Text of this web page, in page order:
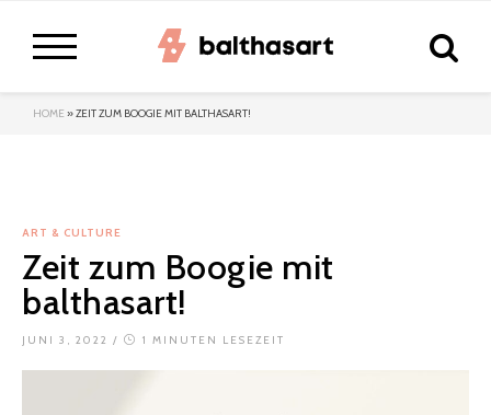
HOME »ZEIT ZUM BOOGIE MIT BALTHASART!
ART & CULTURE
Zeit zum Boogie mit
balthasart!
JUNI 3, 2022 / 1 MINUTEN LESEZEIT